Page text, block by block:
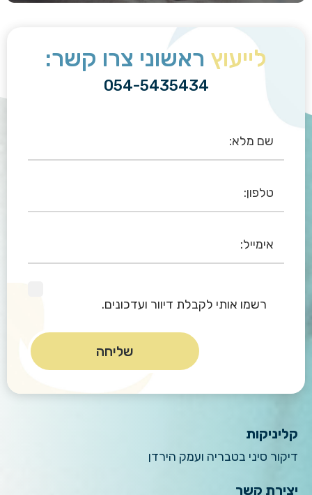
לייעוץ ראשוני צרו קשר:
054-5435434
רשמו אותי לקבלת דיוור ועדכונים.
קליניקות
דיקור סיני בטבריה ועמק הירדן
יצירת קשר